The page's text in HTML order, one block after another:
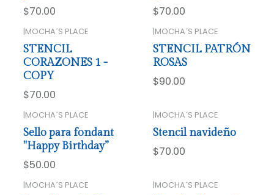
$70.00 $70.00
|MOCHA´S PLACE
STENCIL
CORAZONES 1 -
COPY
$70.00
|MOCHA´S PLACE
STENCIL PATRÓN
ROSAS
$90.00
|MOCHA´S PLACE
Sello para fondant
"Happy Birthday”
$50.00
|MOCHA´S PLACE
Stencil navideño
$70.00
|MOCHA´S PLACE |MOCHA´S PLACE